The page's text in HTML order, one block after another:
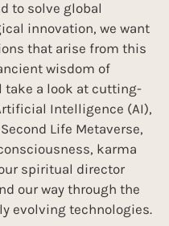
to solve global
innovation, we want
that arise from this
wisdom of
take a look at cutting-
Intelligence (AI),
Life Metaverse,
karma
spiritual director
our way through the
evolving technologies.